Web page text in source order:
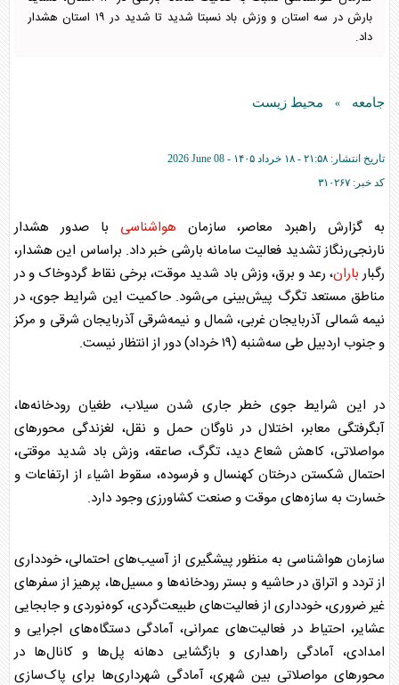
بارش در سه استان و وزش باد نسبتا شدید تا شدید در ۱۹ استان هشدار
داد.
جامعه » محیط زیست
تاریخ انتشار: ۲۱:۵۸ - ۱۸ خرداد ۱۴۰۵ -
2026 June 08
کد خبر: ۳۱۰۲۶۷
به گزارش راهبرد معاصر، سازمان هواشناسی با صدور هشدار
نارنجی‌رنگاز تشدید فعالیت سامانه بارشی خبر داد. براساس این هشدار،
رگبارباران، رعد و برق، وزش باد شدید موقت، برخی نقاط گردوخاک و در
مناطق مستعد تگرگ پیش‌بینی می‌شود. حاکمیت این شرایط جوی، در
نیمه شمالی آذربایجان غربی، شمال و نیمه‌شرقی آذربایجان شرقی و مرکز
و جنوب اردبیل طی سه‌شنبه (۱۹ خرداد) دور از انتظار نیست.
در این شرایط جوی خطر جاری شدن سیلاب، طغیان رودخانه‌ها،
آبگرفتگی معابر، اختلال در ناوگان حمل و نقل، لغزندگی محور‌های
مواصلاتی، کاهش شعاع دید، تگرگ، صاعقه، وزش باد شدید موقتی،
احتمال شکستن درختان کهنسال و فرسوده، سقوط اشیاء از ارتفاعات و
خسارت به سازه‌های موقت و صنعت کشاورزی وجود دارد.
سازمان هواشناسی به منظور پیشگیری از آسیب‌های احتمالی، خودداری
از تردد و اتراق در حاشیه و بستر رودخانه‌ها و مسیل‌ها، پرهیز از سفر‌های
غیر ضروری، خودداری از فعالیت‌های طبیعت‌گردی، کوه‌نوردی و جابجایی
عشایر، احتیاط در فعالیت‌های عمرانی، آمادگی دستگاه‌های اجرایی و
امدادی، آمادگی راهداری و بازگشایی دهانه پل‌ها و کانال‌ها در
محور‌های مواصلاتی بین شهری، آمادگی شهرداری‌ها برای پاک‌سازی